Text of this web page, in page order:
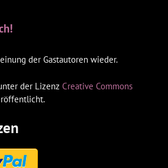
der Gastautoren wieder.
der Lizenz Creative Commons